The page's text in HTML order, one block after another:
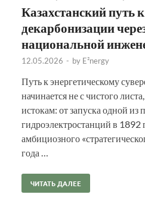
Казахстанский путь к
декарбонизации
национальной
12.05.2026 - by E²nergy
Путь к энергетическому
начинается не с чистого
истокам: от запуска одной из
гидроэлектростанций в 1892
амбициозного
года …
ЧИТАТЬ ДАЛЕЕ